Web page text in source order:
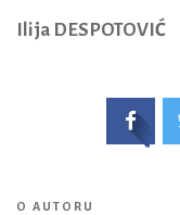
Ilija DESPOTOVIĆ
O AUTORU